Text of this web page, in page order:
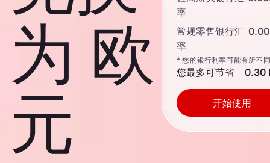
为 欧
元
率
常规零售银行汇
率
* 您的银行利率可能有所不同
您最多可节省 0.30
开始使用